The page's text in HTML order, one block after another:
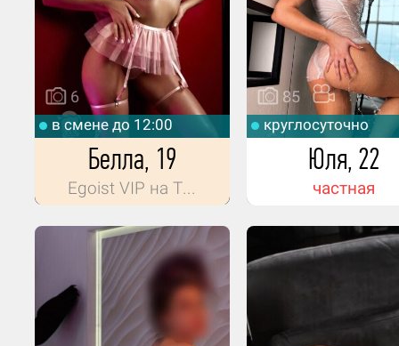
в смене до 12:00
Белла, 19
Egoist VIP на Т...
6
круглосуточно
Юля, 22
частная
85